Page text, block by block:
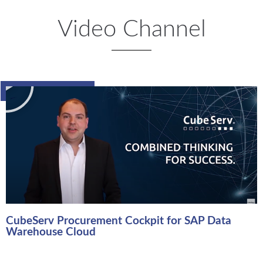
Video Channel
Video Recording
CubeServ Procurement Cockpit for SAP Data
Warehouse Cloud